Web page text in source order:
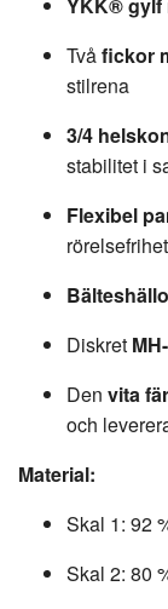
YKK® gylf
Tvåfickor
stilrena
3/4
stabilitet i
Flexibel
Diskret
Den vita
och
Material:
Skal 1: 92
Skal 2: 80